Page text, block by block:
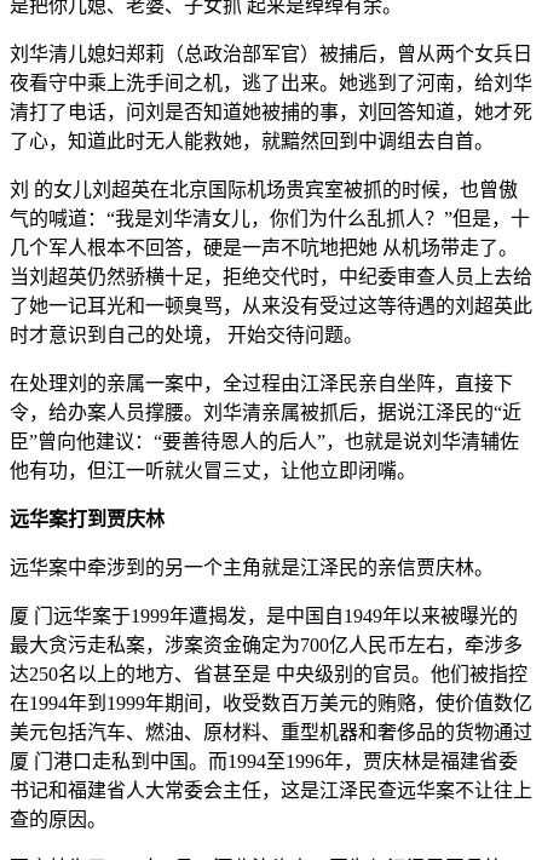
是把你儿媳、老婆、子女抓 起来是绰绰有余。
刘华清儿媳妇郑莉（总政治部军官）被捕后，曾从两个女兵日
夜看守中乘上洗手间之机，逃了出来。她逃到了河南，给刘华
清打了电话，问刘是否知道她被捕的事，刘回答知道，她才死
了心，知道此时无人能救她，就黯然回到中调组去自首。
刘 的女儿刘超英在北京国际机场贵宾室被抓的时候，也曾傲
气的喊道：“我是刘华清女儿，你们为什么乱抓人？”但是，十
几个军人根本不回答，硬是一声不吭地把她 从机场带走了。
当刘超英仍然骄横十足，拒绝交代时，中纪委审查人员上去给
了她一记耳光和一顿臭骂，从来没有受过这等待遇的刘超英此
时才意识到自己的处境， 开始交待问题。
在处理刘的亲属一案中，全过程由江泽民亲自坐阵，直接下
令，给办案人员撑腰。刘华清亲属被抓后，据说江泽民的“近
臣”曾向他建议：“要善待恩人的后人”，也就是说刘华清辅佐
他有功，但江一听就火冒三丈，让他立即闭嘴。
远华案打到贾庆林
远华案中牵涉到的另一个主角就是江泽民的亲信贾庆林。
厦 门远华案于1999年遭揭发，是中国自1949年以来被曝光的
最大贪污走私案，涉案资金确定为700亿人民币左右，牵涉多
达250名以上的地方、省甚至是 中央级别的官员。他们被指控
在1994年到1999年期间，收受数百万美元的贿赂，使价值数亿
美元包括汽车、燃油、原材料、重型机器和奢侈品的货物通过
厦 门港口走私到中国。而1994至1996年，贾庆林是福建省委
书记和福建省人大常委会主任，这是江泽民查远华案不让往上
查的原因。